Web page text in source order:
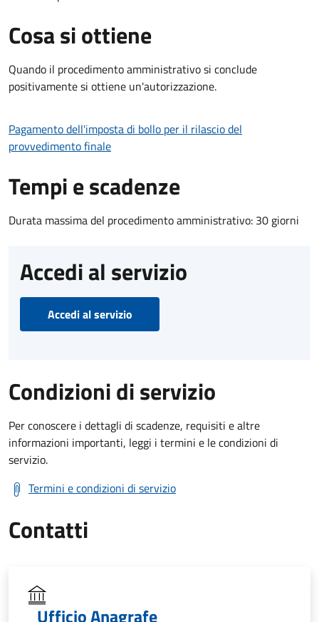
Cosa si ottiene
Quando il procedimento amministrativo si conclude
positivamente si ottiene un'autorizzazione.
Pagamento dell'imposta di bollo per il rilascio del
provvedimento finale
Tempi e scadenze
Durata massima del procedimento amministrativo: 30 giorni
Accedi al servizio
Accedi al servizio
Condizioni di servizio
Per conoscere i dettagli di scadenze, requisiti e altre
informazioni importanti, leggi i termini e le condizioni di
servizio.
Termini e condizioni di servizio
Contatti
Ufficio Anagrafe